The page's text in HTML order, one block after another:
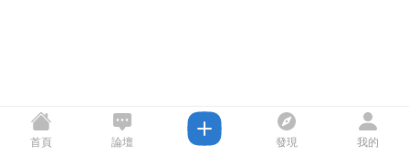
首頁 論壇 發現 我的